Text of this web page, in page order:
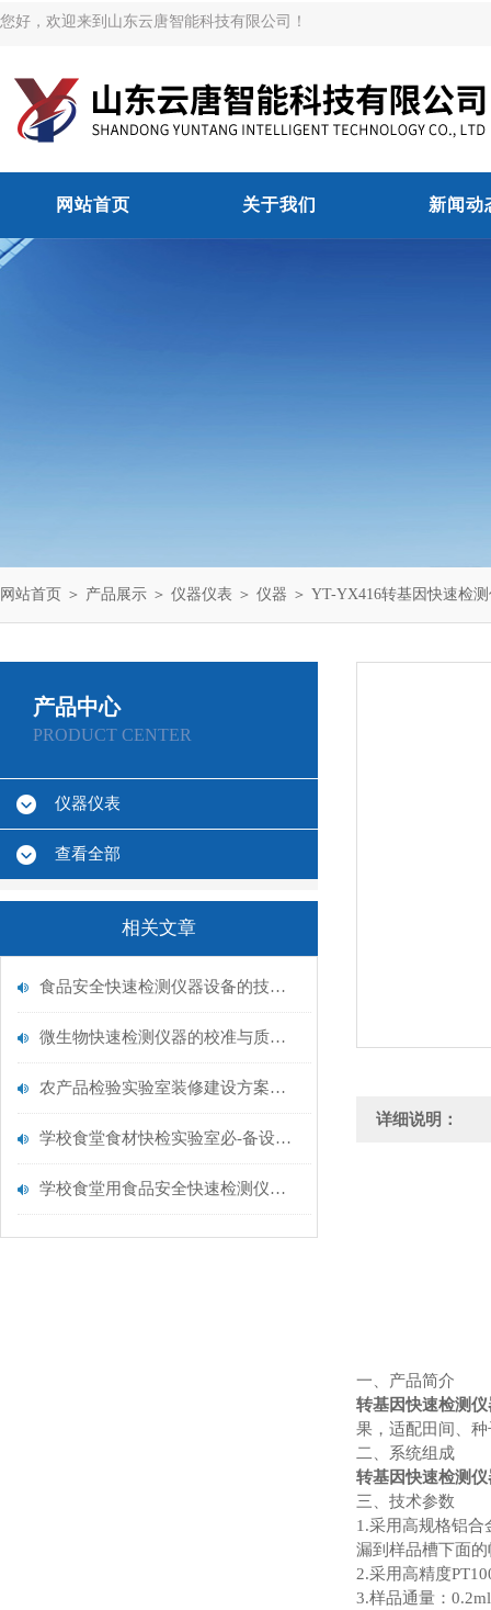
您好，欢迎来到山东云唐智能科技有限公司！
网站首页 关于我们 新闻动
网站首页 ＞ 产品展示 ＞ 仪器仪表 ＞ 仪器 ＞ YT-YX416转基因快速检
产品中心
PRODUCT CENTER
仪器仪表
查看全部
相关文章
食品安全快速检测仪器设备的技术演进与应用场景
微生物快速检测仪器的校准与质控：保证结果准确性的黄金法则
农产品检验实验室装修建设方案仪器配置清单@云唐仪器
学校食堂食材快检实验室必-备设备清单【云唐仪器推荐】
学校食堂用食品安全快速检测仪器【行业推荐】云唐食品安全检测仪
详细说明：
一、产品简介
转基因快速检测仪
果，适配田间、
二、系统组成
转基因快速检测仪
三、技术参数
1.采用高规格铝合
漏到样品槽下面
2.采用高精度
3.样品通量：